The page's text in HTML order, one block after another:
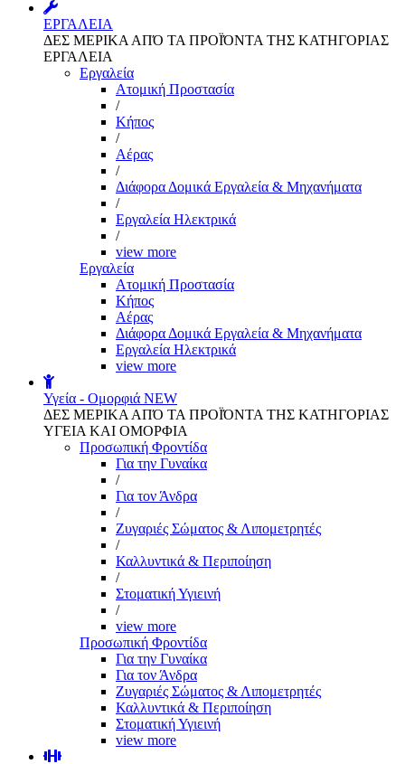
ΕΡΓΑΛΕΙΑ
ΔΕΣ ΜΕΡΙΚΑ ΑΠΌ ΤΑ ΠΡΟΪΌΝΤΑ ΤΗΣ ΚΑΤΗΓΟΡΙΑΣ
ΕΡΓΑΛΕΙΑ
Εργαλεία
Aτομική Προστασία
/
Kήπος
/
Αέρας
/
Διάφορα Δομικά Εργαλεία & Μηχανήματα
/
Εργαλεία Ηλεκτρικά
/
view more
Εργαλεία
Aτομική Προστασία
Kήπος
Αέρας
Διάφορα Δομικά Εργαλεία & Μηχανήματα
Εργαλεία Ηλεκτρικά
view more
Υγεία - Ομορφιά NEW
ΔΕΣ ΜΕΡΙΚΑ ΑΠΌ ΤΑ ΠΡΟΪΌΝΤΑ ΤΗΣ ΚΑΤΗΓΟΡΙΑΣ
ΥΓΕΙΑ ΚΑΙ ΟΜΟΡΦΙΑ
Προσωπική Φροντίδα
Για την Γυναίκα
/
Για τον Άνδρα
/
Ζυγαριές Σώματος & Λιπομετρητές
/
Καλλυντικά & Περιποίηση
/
Στοματική Υγιεινή
/
view more
Προσωπική Φροντίδα
Για την Γυναίκα
Για τον Άνδρα
Ζυγαριές Σώματος & Λιπομετρητές
Καλλυντικά & Περιποίηση
Στοματική Υγιεινή
view more